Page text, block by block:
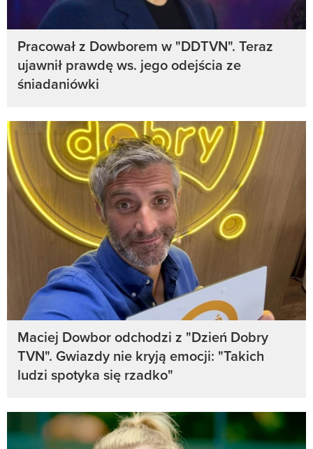
Pracował z Dowborem w "DDTVN". Teraz
ujawnił prawdę ws. jego odejścia ze
śniadaniówki
Maciej Dowbor odchodzi z "Dzień Dobry
TVN". Gwiazdy nie kryją emocji: "Takich
ludzi spotyka się rzadko"